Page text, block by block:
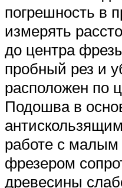
погрешность в
измерять
до центра
пробный рез и
расположен по
Подошва в
работе с
фрезером
древесины